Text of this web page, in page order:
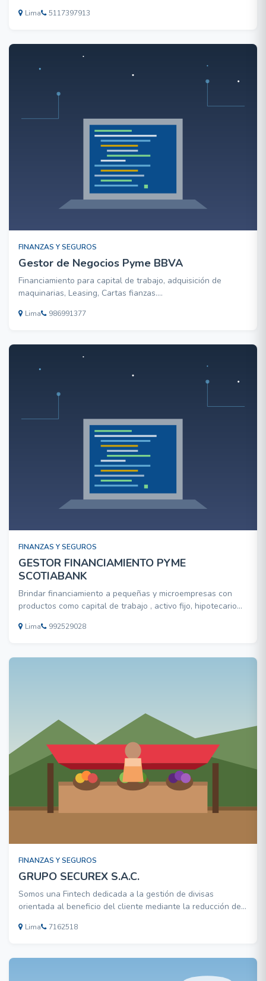
Lima 5117397913
FINANZAS Y SEGUROS
Gestor de Negocios Pyme BBVA
Financiamiento para capital de trabajo, adquisición de
maquinarias, Leasing, Cartas fianzas....
Lima 986991377
FINANZAS Y SEGUROS
GESTOR FINANCIAMIENTO PYME
SCOTIABANK
Brindar financiamiento a pequeñas y microempresas con
productos como capital de trabajo , activo fijo, hipotecario
hipotecaria y leasing.
Lima 992529028
FINANZAS Y SEGUROS
GRUPO SECUREX S.A.C.
Somos una Fintech dedicada a la gestión de divisas
orientada al beneficio del cliente mediante la reducción del
empresarial. De esta manera, con un servicio de calidad y
Lima 7162518